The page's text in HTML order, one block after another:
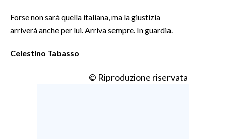
Forse non sarà quella italiana, ma la giustizia
arriverà anche per lui. Arriva sempre. In guardia.
Celestino Tabasso
© Riproduzione riservata